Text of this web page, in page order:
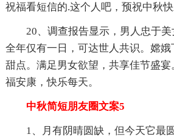
祝福看短信的.这个人吧，预祝中秋
20、调查报告显示，男人忠于美
全年仅有一日，可达世人共识。嫦
甜点。满足男女欲望，共享佳节盛
福安康，快乐每天。
中秋简短朋友圈文案5
1、月有阴晴圆缺，但今天它最